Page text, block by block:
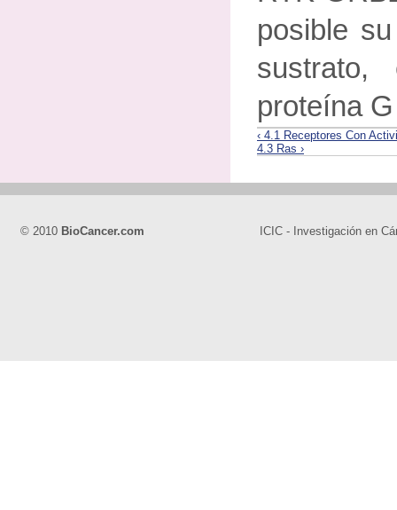
posible
proteína
‹ 4.1 Receptores Con
4.3 Ras ›
© 2010 BioCancer.com ICIC - Investigación en